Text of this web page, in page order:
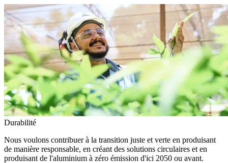
Durabilité
Nous voulons contribuer à la transition juste et verte en produisant
de manière responsable, en créant des solutions circulaires et en
produisant de l'aluminium à zéro émission d'ici 2050 ou avant.